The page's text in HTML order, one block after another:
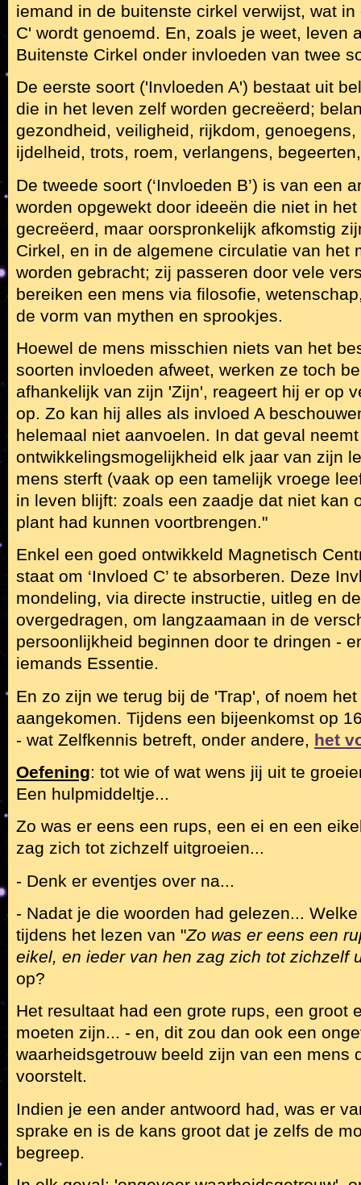
iemand in de buitenste cirkel verwijst, wat
C' wordt genoemd. En, zoals je weet, leven
Buitenste Cirkel onder invloeden van twee
De eerste soort ('Invloeden A') bestaat uit
die in het leven zelf worden gecreëerd;
gezondheid, veiligheid, rijkdom,
ijdelheid, trots, roem, verlangens,
De tweede soort (‘Invloeden B’) is van een
worden opgewekt door ideeën die niet in
gecreëerd, maar oorspronkelijk afkomstig
Cirkel, en in de algemene circulatie van het
worden gebracht; zij passeren door vele
bereiken een mens via filosofie,
de vorm van mythen en sprookjes.
Hoewel de mens misschien niets van het
soorten invloeden afweet, werken ze toch
afhankelijk van zijn 'Zijn', reageert hij er op
op. Zo kan hij alles als invloed A
helemaal niet aanvoelen. In dat geval
ontwikkelingsmogelijkheid elk jaar van zijn
mens sterft (vaak op een tamelijk vroege
in leven blijft: zoals een zaadje dat niet kan
plant had kunnen voortbrengen."
Enkel een goed ontwikkeld Magnetisch
staat om ‘Invloed C’ te absorberen. Deze
mondeling, via directe instructie, uitleg en
overgedragen, om langzaamaan in de
persoonlijkheid beginnen door te dringen -
iemands Essentie.
En zo zijn we terug bij de 'Trap', of noem
aangekomen. Tijdens een bijeenkomst op
- wat Zelfkennis betreft, onder andere, het
Oefening: tot wie of wat wens jij uit te
Een hulpmiddeltje...
Zo was er eens een rups, een ei en een
zag zich tot zichzelf uitgroeien...
- Denk er eventjes over na...
- Nadat je die woorden had gelezen...
tijdens het lezen van "Zo was er eens een
eikel, en ieder van hen zag zich tot zichzelf
op?
Het resultaat had een grote rups, een groot
moeten zijn... - en, dit zou dan ook een
waarheidsgetrouw beeld zijn van een mens
voorstelt.
Indien je een ander antwoord had, was er
sprake en is de kans groot dat je zelfs de
begreep.